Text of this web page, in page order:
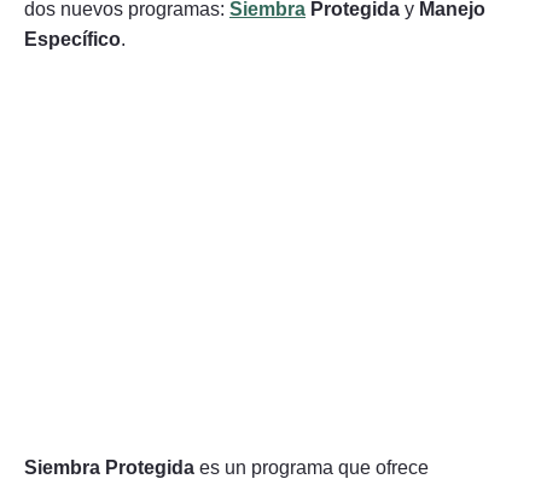
dos nuevos programas: Siembra Protegida y Manejo
Específico.
Siembra Protegida es un programa que ofrece